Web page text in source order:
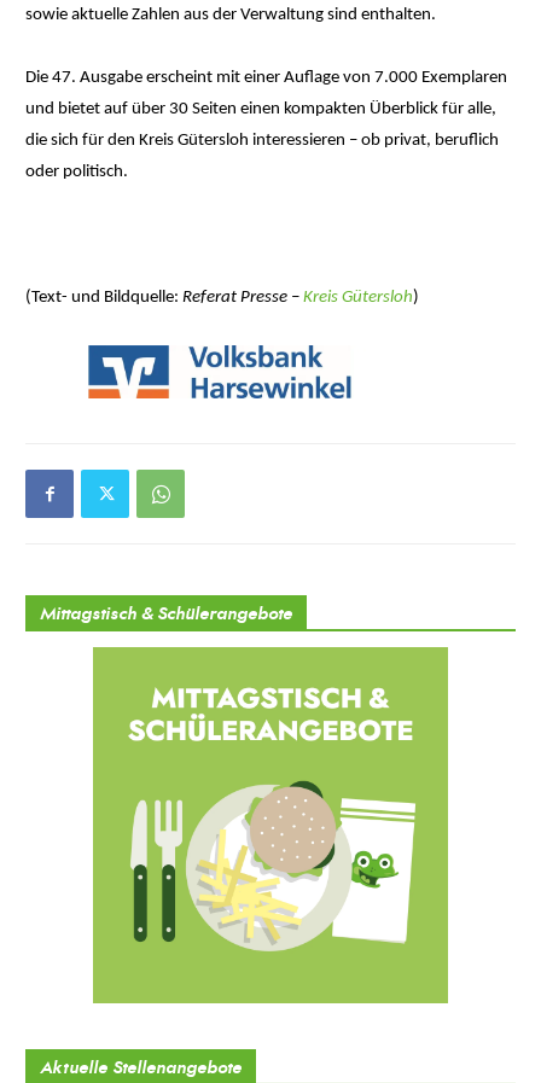
sowie aktuelle Zahlen aus der Verwaltung sind enthalten.
Die 47. Ausgabe erscheint mit einer Auflage von 7.000 Exemplaren
und bietet auf über 30 Seiten einen kompakten Überblick für alle,
die sich für den Kreis Gütersloh interessieren – ob privat, beruflich
oder politisch.
(Text- und Bildquelle: Referat Presse –Kreis Gütersloh)
Mittagstisch & Schülerangebote
Aktuelle Stellenangebote